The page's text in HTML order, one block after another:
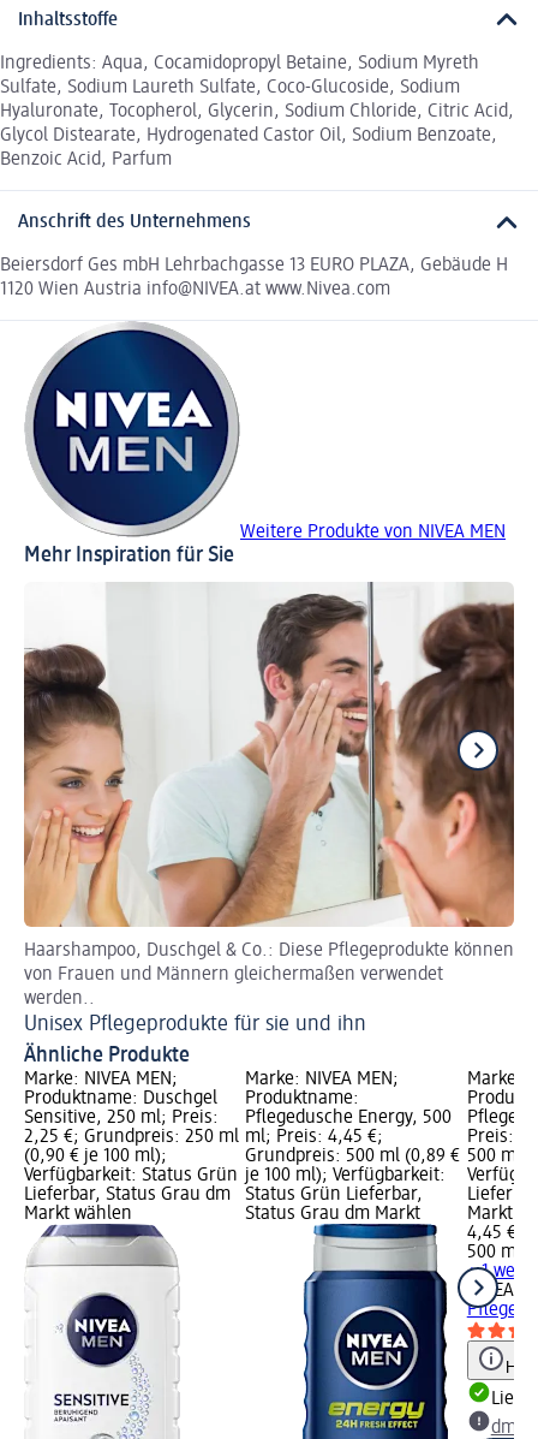
Inhaltsstoffe
Ingredients: Aqua, Cocamidopropyl Betaine, Sodium Myreth
Sulfate, Sodium Laureth Sulfate, Coco-Glucoside, Sodium
Hyaluronate, Tocopherol, Glycerin, Sodium Chloride, Citric Acid,
Glycol Distearate, Hydrogenated Castor Oil, Sodium Benzoate,
Benzoic Acid, Parfum
Anschrift des Unternehmens
Beiersdorf Ges mbH Lehrbachgasse 13 EURO PLAZA, Gebäude H
1120 Wien Austria info@NIVEA.at www.Nivea.com
Weitere Produkte von NIVEA MEN
Mehr Inspiration für Sie
Haarshampoo, Duschgel & Co.: Diese Pflegeprodukte können
von Frauen und Männern gleichermaßen verwendet
werden..
Unisex Pflegeprodukte für sie und ihn
Ähnliche Produkte
Marke: NIVEA MEN;
Produktname: Duschgel
Sensitive, 250 ml; Preis:
2,25 €; Grundpreis: 250 ml
(0,90 € je 100 ml);
Verfügbarkeit: Status Grün
Lieferbar, Status Grau dm
Markt wählen
Marke: NIVEA MEN;
Produktname:
Pflegedusche Energy, 500
ml; Preis: 4,45 €;
Grundpreis: 500 ml (0,89 €
je 100 ml); Verfügbarkeit:
Status Grün Lieferbar,
Status Grau dm Markt
Marke:
Preis:
500 ml
Markt
4,45 €
500 ml
+ 1
NIVEA
dm